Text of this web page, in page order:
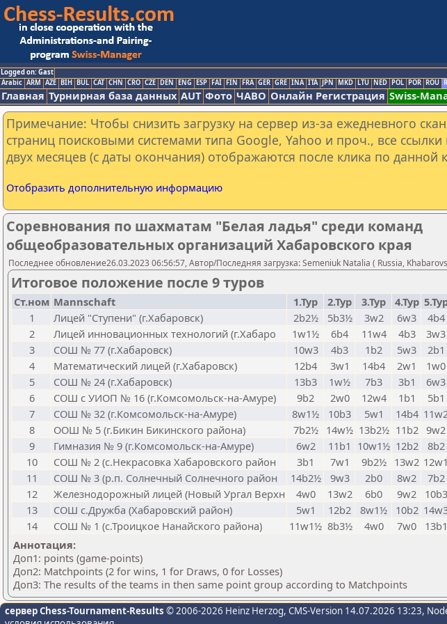
Logged on: Gast
Arabic ARM AZE BIH BUL CAT CHN CRO CZE DEN ENG ESP FAI FIN FRA GER GRE INA ITA JPN MKD LTU NED POL POR ROU
Главная Турнирная база данных AUT Фото ЧАВО Онлайн Регистрация Swiss-
Примечание: Чтобы снизить загрузку на сервер из-за ежедневного
страниц поисковыми системами типа Google, Yahoo и проч., все
двух месяцев (с даты окончания) отображаются после клика по данной
Отобразить дополнительную информацию
Соревнования по шахматам "Белая ладья" среди команд
общеобразовательных организаций Хабаровского края
Последнее обновление26.03.2023 06:56:57, Автор/Последняя загрузка: Semeniuk Natalia ( Russia,
Итоговое положение после 9 туров
Ст.ном Mannschaft 1.Тур 2.Тур 3.Тур 4.Тур
1
Лицей "Ступени" (г.Хабаровск) 2b2½ 5b3½ 3w2 6w3 4b4
2
Лицей инновационных технологий (г.Хабаро 1w1½ 6b4 11w4 4b3 3w3
3
СОШ № 77 (г.Хабаровск) 10w3 4b3 1b2 5w3 2b1
4
Математический лицей (г.Хабаровск) 12b4 3w1 14b4 2w1 1w0
5
СОШ № 24 (г.Хабаровск) 13b3 1w½ 7b3 3b1 6w3
6
СОШ с УИОП № 16 (г.Комсомольск-на-Амуре) 9b2 2w0 12w4 1b1 5b1
7
СОШ № 32 (г.Комсомольск-на-Амуре) 8w1½ 10b3 5w1 14b4
8
ООШ № 5 (г.Бикин Бикинского района) 7b2½ 14w½ 13b2½ 11b2 9w2
9
Гимназия № 9 (г.Комсомольск-на-Амуре) 6w2 11b1 10w1½ 12b2 8b2
10
СОШ № 2 (с.Некрасовка Хабаровского район 3b1 7w1 9b2½ 13w2 12w1
11
СОШ № 3 (р.п. Солнечный Солнечного район 14b2½ 9w3 2b0 8w2 7b2
12
Железнодорожный лицей (Новый Ургал Верхн 4w0 13w2 6b0 9w2 10b3
13
СОШ с.Дружба (Хабаровский район) 5w1 12b2 8w1½ 10b2
14
СОШ № 1 (с.Троицкое Нанайского района) 11w1½ 8b3½ 4w0 7w0 13b1
Аннотация:
Доп1: points (game-points)
Доп2: Matchpoints (2 for wins, 1 for Draws, 0 for Losses)
Доп3: The results of the teams in then same point group according to Matchpoints
сервер Chess-Tournament-Results © 2006-2026 Heinz Herzog, CMS-Version 14.07.2026 13:23,